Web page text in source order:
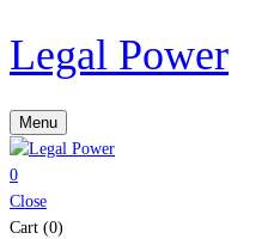
Legal Power
Menu
0
Close
Cart (0)